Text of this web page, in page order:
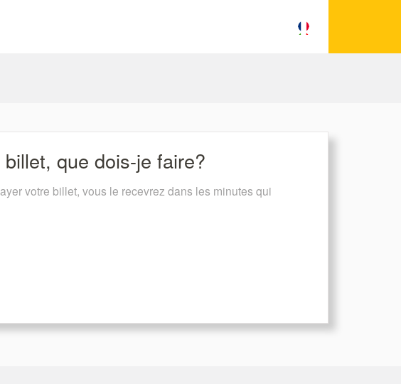
que dois-je faire?
votre billet, vous le recevrez dans les minutes qui